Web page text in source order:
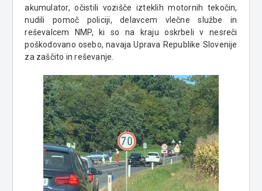
akumulator, očistili vozišče izteklih motornih tekočin,
nudili pomoč policiji, delavcem vlečne službe in
reševalcem NMP, ki so na kraju oskrbeli v nesreči
poškodovano osebo, navaja Uprava Republike Slovenije
za zaščito in reševanje.